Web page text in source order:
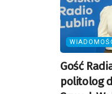
Gość
politolog